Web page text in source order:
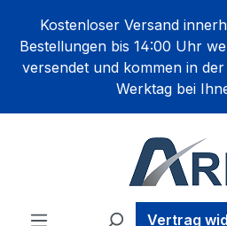
springen
Kostenloser Versand
Bestellungen bis 14:00 Uhr
versendet und kommen in
Werktag bei
Vertrag